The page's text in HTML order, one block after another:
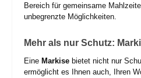
Bereich für gemeinsame
unbegrenzte Möglichkeiten.
Mehr als nur Schutz:
Eine Markise bietet nicht nur
ermöglicht es Ihnen auch, Ihren